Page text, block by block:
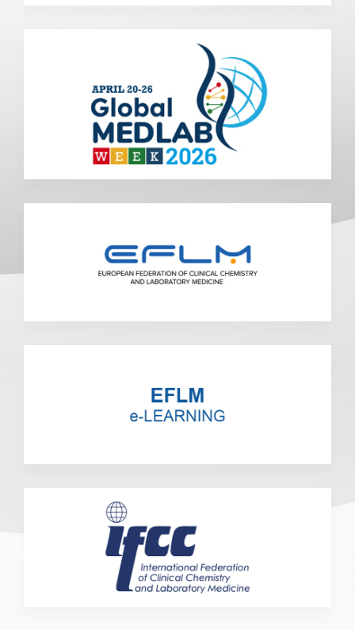
Pošalji kopiju poruke sebi
(opcionalno)
Captcha*
Pošalji e-mail